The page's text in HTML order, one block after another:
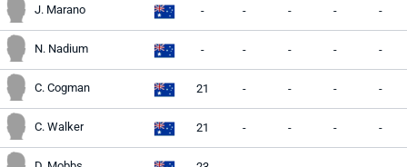
J. Marano - - - - -
N. Nadium - - - - -
C. Cogman 21 - - - -
C. Walker 21 - - - -